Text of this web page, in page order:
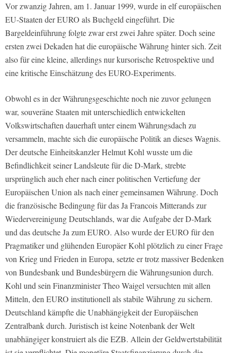
Vor zwanzig Jahren, am 1. Januar 1999, wurde in elf europäischen
EU-Staaten der EURO als Buchgeld eingeführt. Die
Bargeldeinführung folgte zwar erst zwei Jahre später. Doch seine
ersten zwei Dekaden hat die europäische Währung hinter sich. Zeit
also für eine kleine, allerdings nur kursorische Retrospektive und
eine kritische Einschätzung des EURO-Experiments.
Obwohl es in der Währungsgeschichte noch nie zuvor gelungen
war, souveräne Staaten mit unterschiedlich entwickelten
Volkswirtschaften dauerhaft unter einem Währungsdach zu
versammeln, machte sich die europäische Politik an dieses Wagnis.
Der deutsche Einheitskanzler Helmut Kohl wusste um die
Befindlichkeit seiner Landsleute für die D-Mark, strebte
ursprünglich auch eher nach einer politischen Vertiefung der
Europäischen Union als nach einer gemeinsamen Währung. Doch
die französische Bedingung für das Ja Francois Mitterands zur
Wiedervereinigung Deutschlands, war die Aufgabe der D-Mark
und das deutsche Ja zum EURO. Also wurde der EURO für den
Pragmatiker und glühenden Europäer Kohl plötzlich zu einer Frage
von Krieg und Frieden in Europa, setzte er trotz massiver Bedenken
von Bundesbank und Bundesbürgern die Währungsunion durch.
Kohl und sein Finanzminister Theo Waigel versuchten mit allen
Mitteln, den EURO institutionell als stabile Währung zu sichern.
Deutschland kämpfte die Unabhängigkeit der Europäischen
Zentralbank durch. Juristisch ist keine Notenbank der Welt
unabhängiger konstruiert als die EZB. Allein der Geldwertstabilität